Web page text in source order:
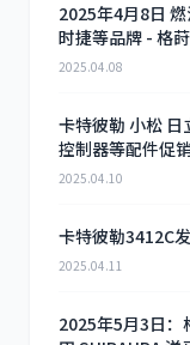
2025年4月8日
时捷等品牌 - 格
2025.04.08
卡特彼勒 小松
控制器等配件促
2025.04.10
卡特彼勒3412C
2025.04.11
2025年5月3日：